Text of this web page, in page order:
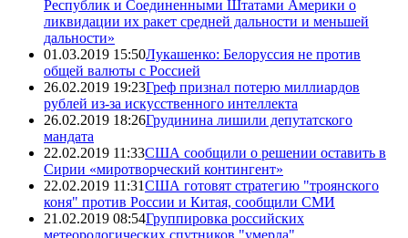
Республик и Соединенными Штатами Америки о
ликвидации их ракет средней дальности и меньшей
дальности»
01.03.2019 15:50Лукашенко: Белоруссия не против
общей валюты с Россией
26.02.2019 19:23Греф признал потерю миллиардов
рублей из-за искусственного интеллекта
26.02.2019 18:26Грудинина лишили депутатского
мандата
22.02.2019 11:33США сообщили о решении оставить в
Сирии «миротворческий контингент»
22.02.2019 11:31США готовят стратегию "троянского
коня" против России и Китая, сообщили СМИ
21.02.2019 08:54Группировка российских
метеорологических спутников "умерла"